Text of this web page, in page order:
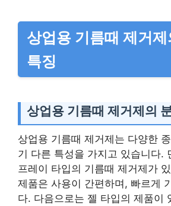
상업용 기름때 제거
특징
상업용 기름때 제거제의
상업용 기름때 제거제는 다양한
기 다른 특성을 가지고 있습니다.
프레이 타입의 기름때 제거제가
제품은 사용이 간편하며, 빠르게
다. 다음으로는 젤 타입의 제품이